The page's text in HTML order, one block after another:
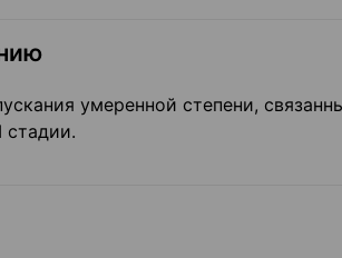
умеренной степени,
стадии.